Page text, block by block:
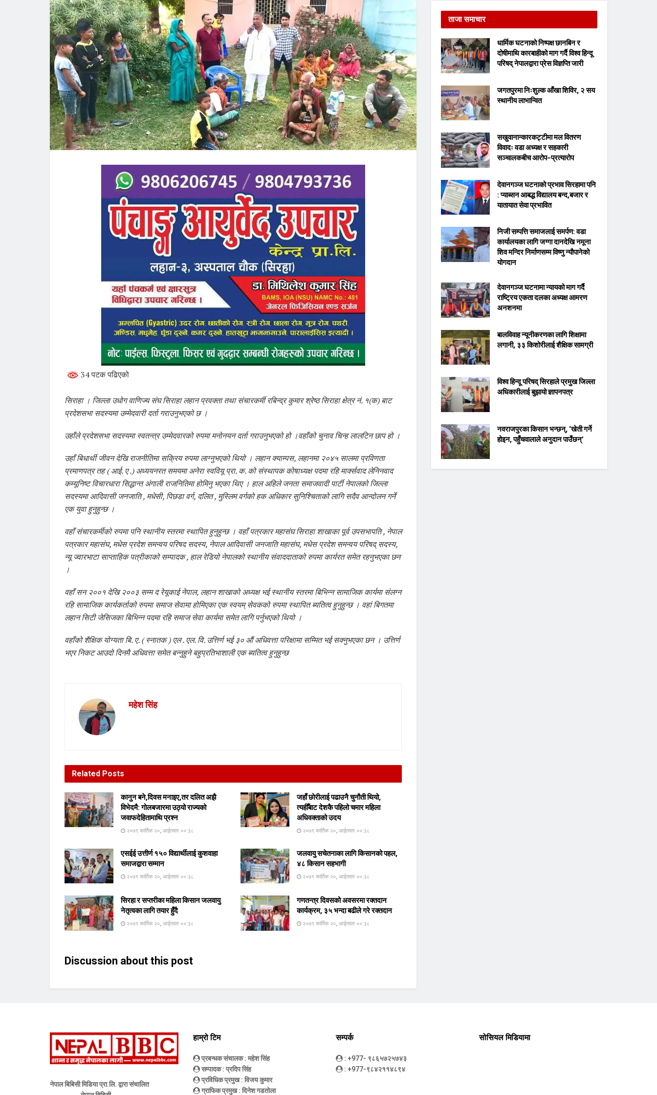
34 पटक पढिएको
सिराहा । जिल्ला उधोग वाणिज्य संघ सिराहा लहान प्रवक्ता तथा संचारकर्मी रबिन्द्र कुमार श्रेष्ठ सिराहा क्षेत्र नं. १(क) बाट
प्रदेशसभा सदस्यमा उम्मेदवारी दर्ता गराउनुभएको छ ।
उहाँले प्रदेशसभा सदस्यमा स्वतन्त्र उम्मेदवारको रुपमा मनोनयन दर्ता गराउनुभएको हो ।वहाँको चुनाव चिन्ह लालटिन छाप हो ।
उहाँ बिधार्थी जीवन देखि राजनीतिमा सक्रिय रुपमा लाग्नुभएको थियो । लहान क्याम्पस, लहानमा २०४५ सालमा प्रविणता
प्रमाणपत्र तह ( आई. ए .) अध्ययनरत समयमा अनेरा स्ववियू प्रा. क. को संस्थापक कोषाध्यक्ष पदमा रहि मार्क्सवाद लेनिनवाद
कम्यूनिष्ट विचारधारा सिद्धान्त अंगाली राजनितिमा होमिनु भएका थिए । हाल अहिले जनता समाजवादी पार्टी नेपालको जिल्ला
सदस्यमा आदिवासी जनजाति , मधेसी, पिछडा वर्ग, दलित , मुस्लिम वर्गको हक अधिकार सुनिश्चिताको लागि सदैव आन्दोलन गर्ने
एक युवा हुनुहुन्छ ।
वहाँ संचारकर्मीको रुपमा पनि स्थानीय स्तरमा स्थापित हुनुहुन्छ । वहाँ पत्रकार महासंघ सिराहा शाखाका पूर्व उपसभापति , नेपाल
पत्रकार महासंघ, मधेस प्रदेश समन्वय परिषद सदस्य, नेपाल आदिवासी जनजाति महासंघ, मधेस प्रदेश समन्वय परिषद् सदस्य,
न्यू ज्वारभाटा साप्ताहिक पत्रीकाको सम्पादक , हाल रेडियो नेपालको स्थानीय संवाददाताको रुपमा कार्यरत समेत रहनुभएका छन
।
वहाँ सन २००१ देखि २००३ सम्म द रेयूकाई नेपाल, लहान शाखाको अध्यक्ष भई स्थानीय स्तरमा बिभिन्न सामाजिक कार्यमा संलग्न
रहि सामाजिक कार्यकर्ताको रुपमा समाज सेवामा होमिएका एक स्वयम् सेवकको रुपमा स्थापित ब्यतित्व हुनुहुन्छ । वहां बिगतमा
लहान सिटी जेसिजका बिभिन्न पदमा रहि समाज सेवा कार्यमा समेत लागि पर्नुभएको थियो ।
वहाँको शैक्षिक योग्यता बि. ए. ( स्नातक ) एल . एल. वि. उत्तिर्ण भई ३० औं अधिवत्ता परिक्षामा सम्मित भई सक्नुभएका छन । उत्तिर्ण
भएर निकट आउदो दिनमै अधिवत्ता समेत बन्नुहुने बहुप्रतिभाशाली एक ब्यतित्व हुनुहुन्छ
महेश सिंह
Related Posts
कानुन बने,दिवस मनाइए,तर दलित अझै
विभेदमै: गोलबजारमा उठ्यो राज्यको
जवाफदेहितामाथि प्रश्न
२०७९ कार्तिक २०, आईतवार ००:३८
जहाँ छोरीलाई पढाउनै चुनौती थियो,
त्यहीँबाट देशकै पहिलो चमार महिला
अधिवक्ताको उदय
२०७९ कार्तिक २०, आईतवार ००:३८
एसईई उत्तीर्ण १५० विद्यार्थीलाई कुशवाहा
समाजद्वारा सम्मान
२०७९ कार्तिक २०, आईतवार ००:३८
जलवायु सचेतनाका लागि किसानको पहल,
४८ किसान सहभागी
२०७९ कार्तिक २०, आईतवार ००:३८
सिरहा र सप्तरीका महिला किसान जलवायु
नेतृत्वका लागि तयार हुँदै
२०७९ कार्तिक २०, आईतवार ००:३८
गणतन्त्र दिवसको अवसरमा रक्तदान
कार्यक्रम, ३५ भन्दा बढीले गरे रक्तदान
२०७९ कार्तिक २०, आईतवार ००:३८
Discussion about this post
ताजा समाचार
धार्मिक घटनाको निष्पक्ष छानबिन र
दोषीमाथि कारबाहीको माग गर्दै विश्व हिन्दू
परिषद् नेपालद्वारा प्रेस विज्ञप्ति जारी
जगतपुरमा निःशुल्क आँखा शिविर, २ सय
स्थानीय लाभान्वित
सखुवानान्कारकट्टीमा मल वितरण
विवादः वडा अध्यक्ष र सहकारी
सञ्चालकबीच आरोप–प्रत्यारोप
देवानगञ्ज घटनाको प्रभाव सिरहामा पनि
: प्याब्सन आबद्ध विद्यालय बन्द,बजार र
यातायात सेवा प्रभावित
निजी सम्पत्ति समाजलाई समर्पण: वडा
कार्यालयका लागि जग्गा दानदेखि नमूना
शिव मन्दिर निर्माणसम्म विष्णु न्यौपानेको
योगदान
देवानगञ्ज घटनामा न्यायको माग गर्दै
राष्ट्रिय एकता दलका अध्यक्ष आमरण
अनशनमा
बालविवाह न्यूनीकरणका लागि शिक्षामा
लगानी, ३३ किशोरीलाई शैक्षिक सामग्री
विश्व हिन्दू परिषद् सिरहाले प्रमुख जिल्ला
अधिकारीलाई बुझायो ज्ञापनपत्र
नवराजपुरका किसान भन्छन्, ‘खेती गर्ने
होइन, पहुँचवालाले अनुदान पाउँछन्’
नेपाल बिबिसी मिडिया प्रा.लि. द्वारा संचालित
हाम्रो टिम
प्रबन्धक संचालक: महेश सिंह
सम्पादक: प्रदिप सिंह
प्रविधिक प्रमुख: विजय कुमार
ग्राफिक प्रमुख: दिनेश गडतोला
सम्पर्क
: +977- ९८६५७२५७४३
: +977-९८४२११४८९४
सोसियल मिडियामा